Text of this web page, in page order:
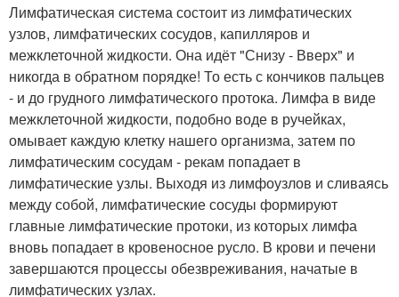
Лимфатическая система состоит из лимфатических
узлов, лимфатических сосудов, капилляров и
межклеточной жидкости. Она идёт "Снизу - Вверх" и
никогда в обратном порядке! То есть с кончиков пальцев
- и до грудного лимфатического протока. Лимфа в виде
межклеточной жидкости, подобно воде в ручейках,
омывает каждую клетку нашего организма, затем по
лимфатическим сосудам - рекам попадает в
лимфатические узлы. Выходя из лимфоузлов и сливаясь
между собой, лимфатические сосуды формируют
главные лимфатические протоки, из которых лимфа
вновь попадает в кровеносное русло. В крови и печени
завершаются процессы обезвреживания, начатые в
лимфатических узлах.